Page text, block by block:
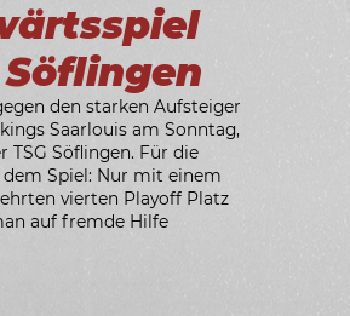
den starken Aufsteiger
Saarlouis am Sonntag,
TSG Söflingen. Für die
Spiel: Nur mit einem
vierten Playoff Platz
auf fremde Hilfe